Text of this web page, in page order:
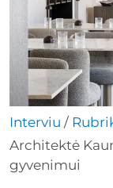
Interviu /
Architektė
gyvenimui